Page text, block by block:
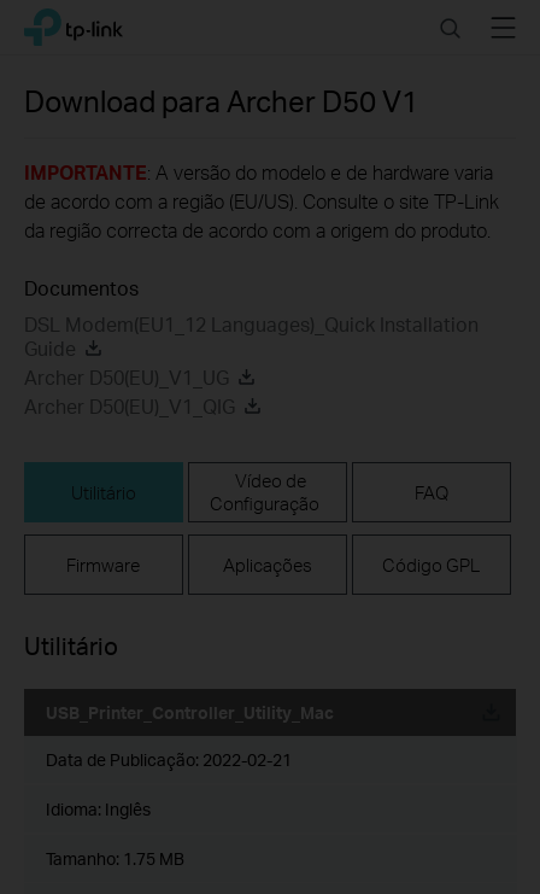
Click
navigation
TP-Link, Reliably Smart SearchMenu
Download para Archer D50 V1
IMPORTANTE: A versão do modelo e de hardware varia
de acordo com a região (EU/US). Consulte o site TP-Link
da região correcta de acordo com a origem do produto.
Documentos
DSL Modem(EU1_12 Languages)_Quick Installation
Guide
Archer D50(EU)_V1_UG
Archer D50(EU)_V1_QIG
Utilitário
Vídeo de
Configuração
FAQ
Firmware Aplicações Código GPL
Utilitário
USB_Printer_Controller_Utility_Mac
Data de Publicação: 2022-02-21
Idioma: Inglês
Tamanho: 1.75 MB